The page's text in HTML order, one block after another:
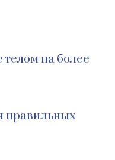
телом на более
правильных